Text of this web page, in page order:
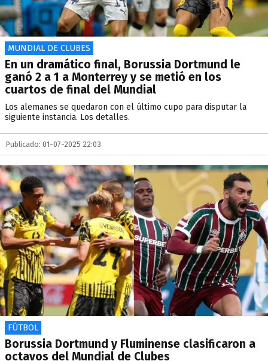
MUNDIAL DE CLUBES
En un dramático final, Borussia Dortmund le
ganó 2 a 1 a Monterrey y se metió en los
cuartos de final del Mundial
Los alemanes se quedaron con el último cupo para disputar la
siguiente instancia. Los detalles.
Publicado: 01-07-2025 22:03
FÚTBOL
Borussia Dortmund y Fluminense clasificaron a
octavos del Mundial de Clubes